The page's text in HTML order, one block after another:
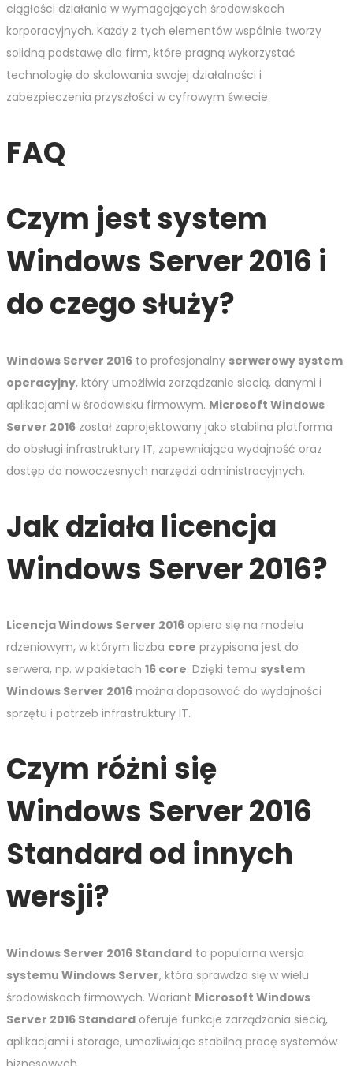
ciągłości działania w wymagających środowiskach
korporacyjnych. Każdy z tych elementów wspólnie tworzy
solidną podstawę dla firm, które pragną wykorzystać
technologię do skalowania swojej działalności i
zabezpieczenia przyszłości w cyfrowym świecie.
FAQ
Czym jest system
Windows Server 2016 i
do czego służy?
Windows Server 2016 to profesjonalny serwerowy system
operacyjny, który umożliwia zarządzanie siecią, danymi i
aplikacjami w środowisku firmowym. Microsoft Windows
Server 2016 został zaprojektowany jako stabilna platforma
do obsługi infrastruktury IT, zapewniająca wydajność oraz
dostęp do nowoczesnych narzędzi administracyjnych.
Jak działa licencja
Windows Server 2016?
Licencja Windows Server 2016 opiera się na modelu
rdzeniowym, w którym liczba core przypisana jest do
serwera, np. w pakietach 16 core. Dzięki temu system
Windows Server 2016 można dopasować do wydajności
sprzętu i potrzeb infrastruktury IT.
Czym różni się
Windows Server 2016
Standard od innych
wersji?
Windows Server 2016 Standard to popularna wersja
systemu Windows Server, która sprawdza się w wielu
środowiskach firmowych. Wariant Microsoft Windows
Server 2016 Standard oferuje funkcje zarządzania siecią,
aplikacjami i storage, umożliwiając stabilną pracę systemów